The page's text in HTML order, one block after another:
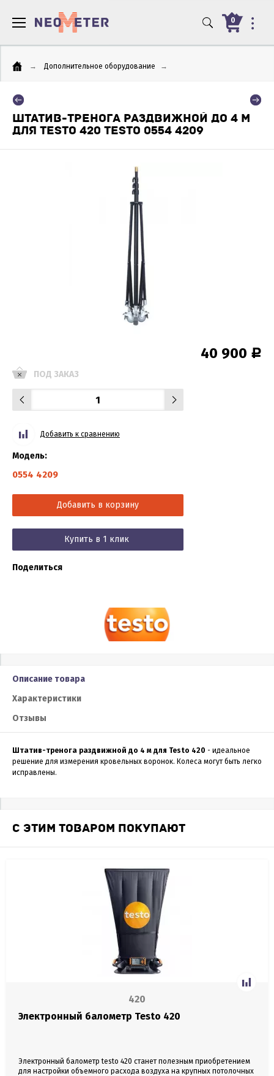
0
→ Дополнительное оборудование →
ШТАТИВ-ТРЕНОГА РАЗДВИЖНОЙ ДО 4 М
ДЛЯ TESTO 420 TESTO 0554 4209
40 900 Р
ПОД ЗАКАЗ
Добавить к сравнению
Модель:
0554 4209
Добавить в корзину
Купить в 1 клик
Поделиться
Описание товара
Характеристики
Отзывы
Штатив-тренога раздвижной до 4 м для Testo 420 - идеальное
решение для измерения кровельных воронок. Колеса могут быть легко
исправлены.
С ЭТИМ ТОВАРОМ ПОКУПАЮТ
420
Электронный балометр Testo 420
Электронный балометр testo 420 станет полезным приобретением
для настройки объемного расхода воздуха на крупных потолочных